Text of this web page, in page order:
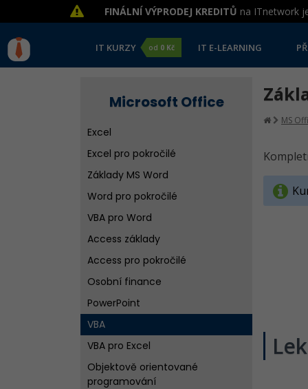
FINÁLNÍ VÝPRODEJ KREDITŮ na ITnetwork
IT KURZY od 0 Kč IT E-LEARNING
Microsoft Office
Excel
Excel pro pokročilé
Základy MS Word
Word pro pokročilé
VBA pro Word
Access základy
Access pro pokročilé
Osobní finance
PowerPoint
VBA
VBA pro Excel
Objektově orientované
programování
MS